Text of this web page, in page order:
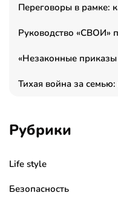
Рубрики
Life style
Безопасность